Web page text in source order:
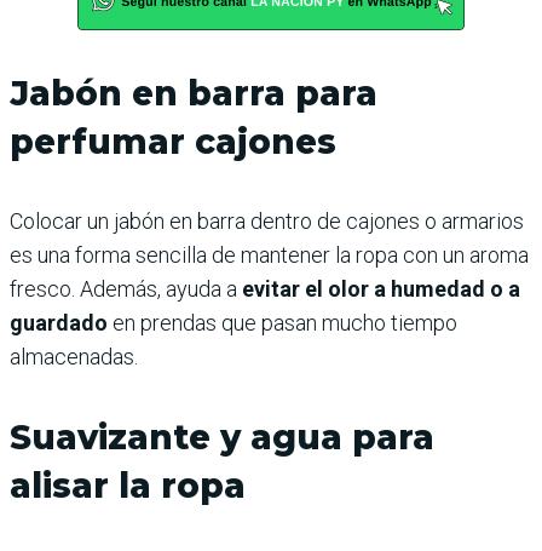
Jabón en barra para
perfumar cajones
Colocar un jabón en barra dentro de cajones o armarios
es una forma sencilla de mantener la ropa con un aroma
fresco. Además, ayuda a evitar el olor a humedad o a
guardado en prendas que pasan mucho tiempo
almacenadas.
Suavizante y agua para
alisar la ropa